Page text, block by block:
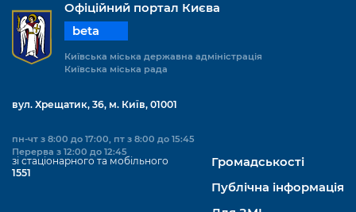
Офіційний портал Києва
beta
Київська міська державна адміністрація
Київська міська рада
вул. Хрещатик, 36, м. Київ, 01001
пн-чт з 8:00 до 17:00, пт з 8:00 до 15:45
Перерва з 12:00 до 12:45
зі стаціонарного та мобільного
1551
Громадськості
Публічна інформація